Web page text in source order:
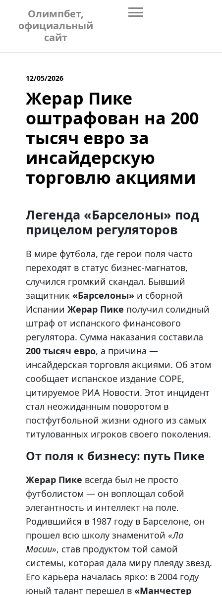
content
Олимпбет,
официальный
сайт
12/05/2026
Жерар Пике
оштрафован на 200
тысяч евро за
инсайдерскую
торговлю акциями
Легенда «Барселоны» под
прицелом регуляторов
В мире футбола, где герои поля часто
переходят в статус бизнес-магнатов,
случился громкий скандал. Бывший
защитник «Барселоны» и сборной
Испании Жерар Пике получил солидный
штраф от испанского финансового
регулятора. Сумма наказания составила
200 тысяч евро, а причина —
инсайдерская торговля акциями. Об этом
сообщает испанское издание COPE,
цитируемое РИА Новости. Этот инцидент
стал неожиданным поворотом в
постфутбольной жизни одного из самых
титулованных игроков своего поколения.
От поля к бизнесу: путь Пике
Жерар Пике всегда был не просто
футболистом — он воплощал собой
элегантность и интеллект на поле.
Родившийся в 1987 году в Барселоне, он
прошел всю школу знаменитой «Ла
Масии», став продуктом той самой
системы, которая дала миру плеяду звезд.
Его карьера началась ярко: в 2004 году
юный талант перешел в «Манчестер